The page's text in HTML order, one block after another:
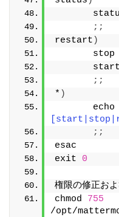
;;
restart )
       stop
       start
;;
* )
       echo
;;
esac
exit 0
権限の修正お
chmod 755
/opt/